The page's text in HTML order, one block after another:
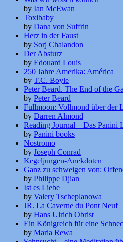
by Ian McEwan
Toxibaby
by Dana von Suffrin
Herz in der Faust
by Sorj Chalandon
Der Absturz
by Edouard Louis
250 Jahre Amerika: América
by T.C. Boyle
Peter Beard. The End of the
by Peter Beard
Fullmoon: Vollmond über der
by Darren Almond
Reading Journal – Das Panini
by Panini books
Nostromo
by Joseph Conrad
Kegeljungen-Anekdoten
Ganz zu schweigen von:
by Philippe Djian
Ist es Liebe
by Valery Tscheplanowa
JR. La Caverne du Pont Neuf
by Hans Ulrich Obrist
Ein Königreich für eine
by Maria Rewa